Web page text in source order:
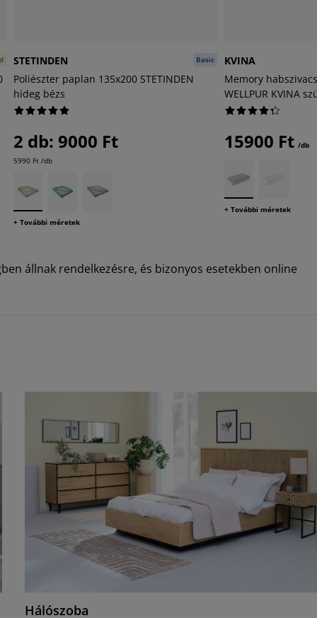
Basic
STETINDEN
Poliészter paplan 135x200 STETINDEN
hideg bézs
2 db: 9000 Ft
5990 Ft /db
+ További méretek
KVINA
Memory
WELLPUR KVINA
15900 Ft /db
+ További méretek
állnak rendelkezésre, és bizonyos esetekben online
Hálószoba